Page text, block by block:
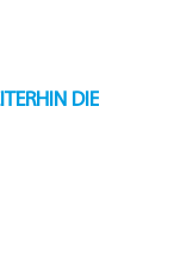
DIE